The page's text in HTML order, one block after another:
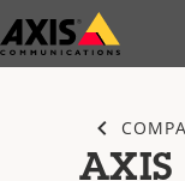
Salta
al
AXIS